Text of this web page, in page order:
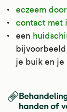
eczeem
contact met
een
je buik en je
handen of